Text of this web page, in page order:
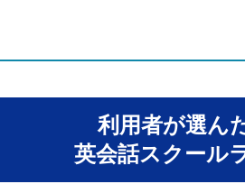
利用者が選ん
英会話スクール